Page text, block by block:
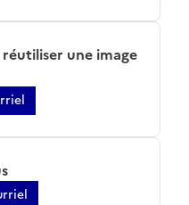
une image